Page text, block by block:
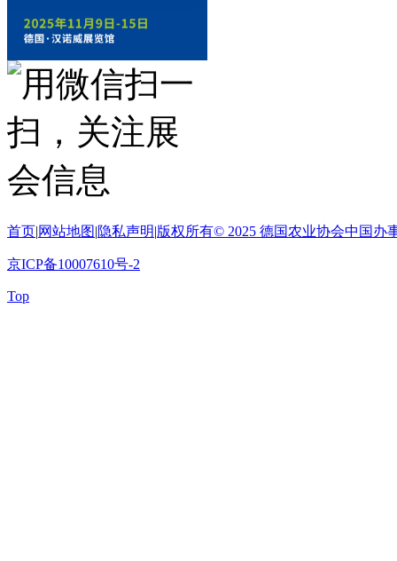
首页|网站地图|隐私声明|版权所有© 2025 德国农业协会中国办
京ICP备10007610号-2
Top